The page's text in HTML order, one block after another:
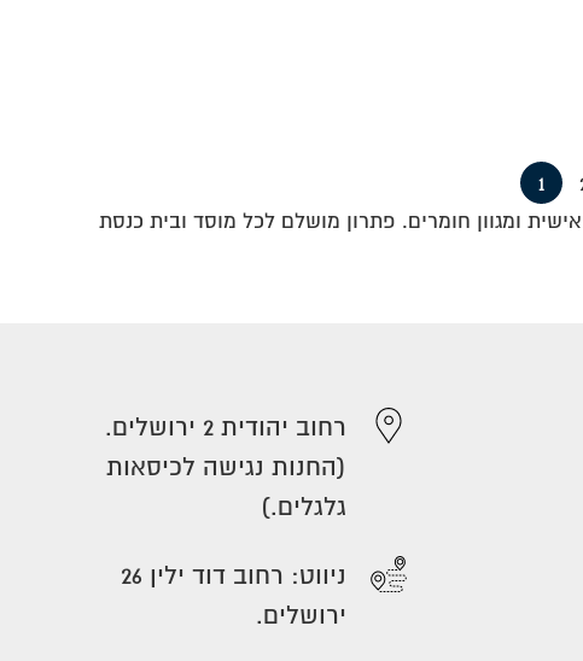
1
ומגוון חומרים. פתרון מושלם לכל מוסד ובית כנסת
רחוב יהודית 2 ירושלים.
(החנות נגישה לכיסאות
גלגלים.)
ניווט: רחוב דוד ילין 26
ירושלים.